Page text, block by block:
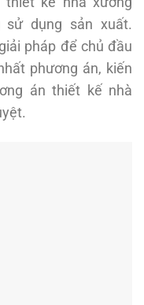
sử dụng sản xuất.
pháp để chủ đầu
phương án, kiến
án thiết kế nhà